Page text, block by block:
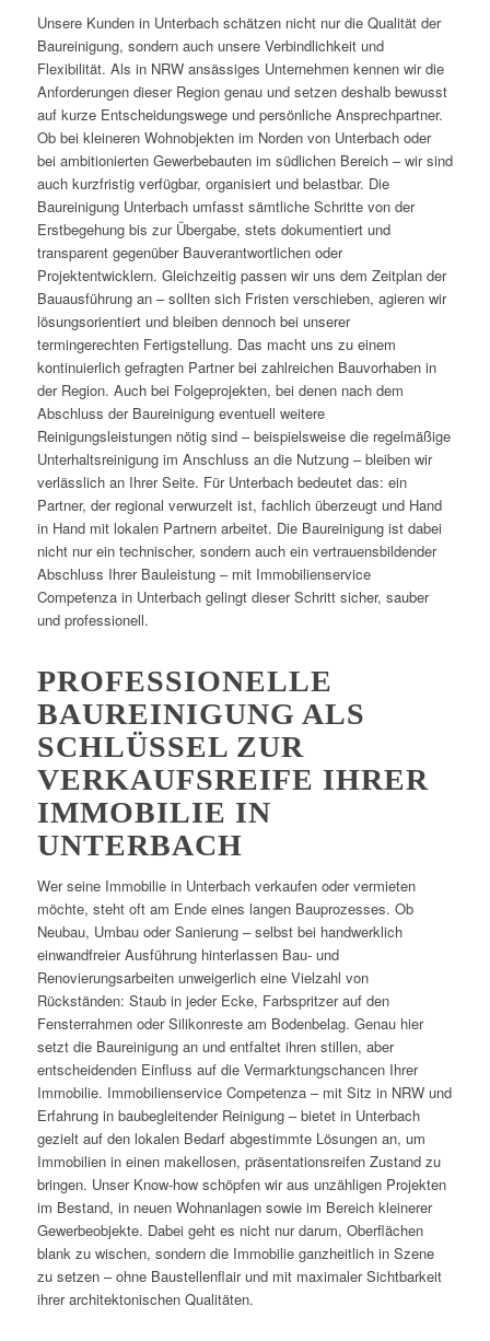
Unsere Kunden in Unterbach schätzen nicht nur die Qualität der
Baureinigung, sondern auch unsere Verbindlichkeit und
Flexibilität. Als in NRW ansässiges Unternehmen kennen wir die
Anforderungen dieser Region genau und setzen deshalb bewusst
auf kurze Entscheidungswege und persönliche Ansprechpartner.
Ob bei kleineren Wohnobjekten im Norden von Unterbach oder
bei ambitionierten Gewerbebauten im südlichen Bereich – wir sind
auch kurzfristig verfügbar, organisiert und belastbar. Die
Baureinigung Unterbach umfasst sämtliche Schritte von der
Erstbegehung bis zur Übergabe, stets dokumentiert und
transparent gegenüber Bauverantwortlichen oder
Projektentwicklern. Gleichzeitig passen wir uns dem Zeitplan der
Bauausführung an – sollten sich Fristen verschieben, agieren wir
lösungsorientiert und bleiben dennoch bei unserer
termingerechten Fertigstellung. Das macht uns zu einem
kontinuierlich gefragten Partner bei zahlreichen Bauvorhaben in
der Region. Auch bei Folgeprojekten, bei denen nach dem
Abschluss der Baureinigung eventuell weitere
Reinigungsleistungen nötig sind – beispielsweise die regelmäßige
Unterhaltsreinigung im Anschluss an die Nutzung – bleiben wir
verlässlich an Ihrer Seite. Für Unterbach bedeutet das: ein
Partner, der regional verwurzelt ist, fachlich überzeugt und Hand
in Hand mit lokalen Partnern arbeitet. Die Baureinigung ist dabei
nicht nur ein technischer, sondern auch ein vertrauensbildender
Abschluss Ihrer Bauleistung – mit Immobilienservice
Competenza in Unterbach gelingt dieser Schritt sicher, sauber
und professionell.
PROFESSIONELLE
BAUREINIGUNG ALS
SCHLÜSSEL ZUR
VERKAUFSREIFE IHRER
IMMOBILIE IN
UNTERBACH
Wer seine Immobilie in Unterbach verkaufen oder vermieten
möchte, steht oft am Ende eines langen Bauprozesses. Ob
Neubau, Umbau oder Sanierung – selbst bei handwerklich
einwandfreier Ausführung hinterlassen Bau- und
Renovierungsarbeiten unweigerlich eine Vielzahl von
Rückständen: Staub in jeder Ecke, Farbspritzer auf den
Fensterrahmen oder Silikonreste am Bodenbelag. Genau hier
setzt die Baureinigung an und entfaltet ihren stillen, aber
entscheidenden Einfluss auf die Vermarktungschancen Ihrer
Immobilie. Immobilienservice Competenza – mit Sitz in NRW und
Erfahrung in baubegleitender Reinigung – bietet in Unterbach
gezielt auf den lokalen Bedarf abgestimmte Lösungen an, um
Immobilien in einen makellosen, präsentationsreifen Zustand zu
bringen. Unser Know-how schöpfen wir aus unzähligen Projekten
im Bestand, in neuen Wohnanlagen sowie im Bereich kleinerer
Gewerbeobjekte. Dabei geht es nicht nur darum, Oberflächen
blank zu wischen, sondern die Immobilie ganzheitlich in Szene
zu setzen – ohne Baustellenflair und mit maximaler Sichtbarkeit
ihrer architektonischen Qualitäten.